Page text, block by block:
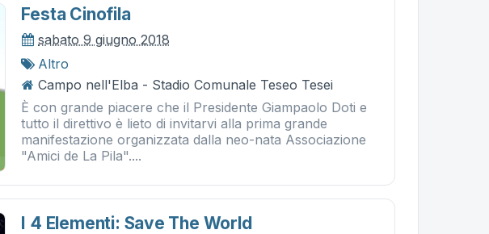
Festa Cinofila
sabato 9 giugno 2018
Altro
Campo nell'Elba - Stadio Comunale Teseo Tesei
È con grande piacere che il Presidente Giampaolo Doti e
tutto il direttivo è lieto di invitarvi alla prima grande
manifestazione organizzata dalla neo-nata Associazione
"Amici de La Pila"....
I 4 Elementi: Save The World